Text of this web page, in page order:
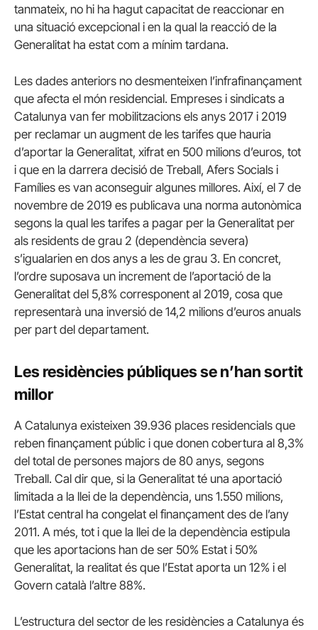
tanmateix, no hi ha hagut capacitat de reaccionar en
una situació excepcional i en la qual la reacció de la
Generalitat ha estat com a mínim tardana.
Les dades anteriors no desmenteixen l’infrafinançament
que afecta el món residencial. Empreses i sindicats a
Catalunya van fer mobilitzacions els anys 2017 i 2019
per reclamar un augment de les tarifes que hauria
d’aportar la Generalitat, xifrat en 500 milions d’euros, tot
i que en la darrera decisió de Treball, Afers Socials i
Famílies es van aconseguir algunes millores. Així, el 7 de
novembre de 2019 es publicava una norma autonòmica
segons la qual les tarifes a pagar per la Generalitat per
als residents de grau 2 (dependència severa)
s’igualarien en dos anys a les de grau 3. En concret,
l’ordre suposava un increment de l’aportació de la
Generalitat del 5,8% corresponent al 2019, cosa que
representarà una inversió de 14,2 milions d’euros anuals
per part del departament.
Les residències públiques se n’han sortit
millor
A Catalunya existeixen 39.936 places residencials que
reben finançament públic i que donen cobertura al 8,3%
del total de persones majors de 80 anys, segons
Treball. Cal dir que, si la Generalitat té una aportació
limitada a la llei de la dependència, uns 1.550 milions,
l’Estat central ha congelat el finançament des de l’any
2011. A més, tot i que la llei de la dependència estipula
que les aportacions han de ser 50% Estat i 50%
Generalitat, la realitat és que l’Estat aporta un 12% i el
Govern català l’altre 88%.
L’estructura del sector de les residències a Catalunya és